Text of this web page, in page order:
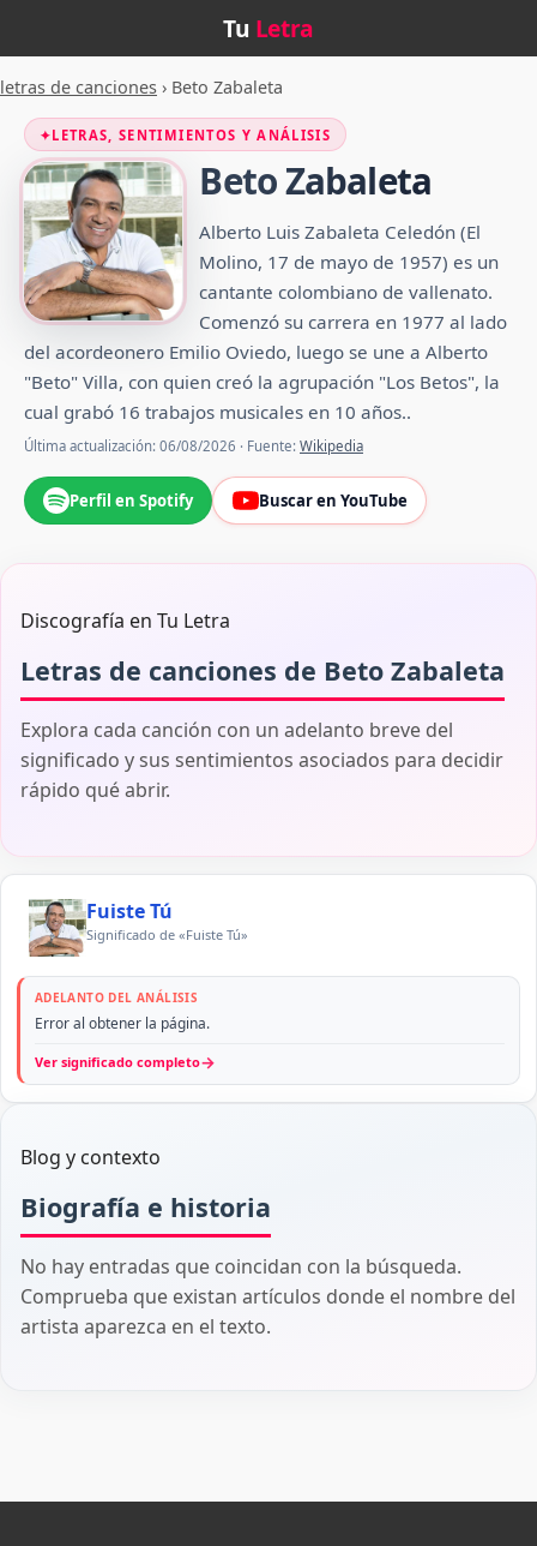
Tu Letra
letras de canciones › Beto Zabaleta
✦LETRAS, SENTIMIENTOS Y ANÁLISIS
Beto Zabaleta
Alberto Luis Zabaleta Celedón (El
Molino, 17 de mayo de 1957) es un
cantante colombiano de vallenato.
Comenzó su carrera en 1977 al lado
del acordeonero Emilio Oviedo, luego se une a Alberto
"Beto" Villa, con quien creó la agrupación "Los Betos",​ la
cual grabó 16 trabajos musicales en 10 años.​.
Última actualización: 06/08/2026 · Fuente: Wikipedia
Perfil en Spotify Buscar en YouTube
Discografía en Tu Letra
Letras de canciones de Beto Zabaleta
Explora cada canción con un adelanto breve del
significado y sus sentimientos asociados para decidir
rápido qué abrir.
Fuiste Tú
Significado de «Fuiste Tú»
ADELANTO DEL ANÁLISIS
Error al obtener la página.
Ver significado completo→
Blog y contexto
Biografía e historia
No hay entradas que coincidan con la búsqueda.
Comprueba que existan artículos donde el nombre del
artista aparezca en el texto.